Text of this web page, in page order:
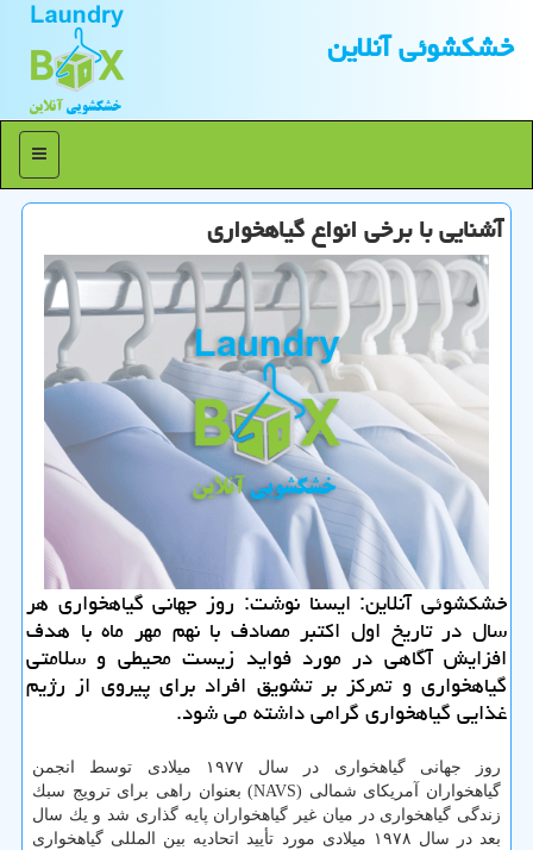
خشكشوئی آنلاین
منو
آشنایی با برخی انواع گیاهخواری
خشكشوئی آنلاین: ایسنا نوشت: روز جهانی گیاهخواری هر
سال در تاریخ اول اكتبر مصادف با نهم مهر ماه با هدف
افزایش آگاهی در مورد فواید زیست محیطی و سلامتی
گیاهخواری و تمركز بر تشویق افراد برای پیروی از رژیم
غذایی گیاهخواری گرامی داشته می شود.
روز جهانی گیاهخواری در سال ۱۹۷۷ میلادی توسط انجمن
گیاهخواران آمریكای شمالی (NAVS) بعنوان راهی برای ترویج سبك
زندگی گیاهخواری در میان غیر گیاهخواران پایه گذاری شد و یك سال
بعد در سال ۱۹۷۸ میلادی مورد تأیید اتحادیه بین المللی گیاهخواری